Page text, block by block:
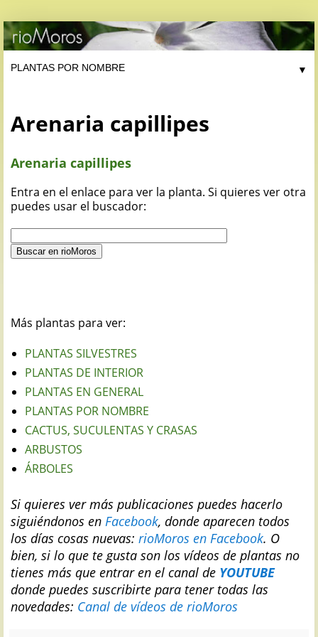
▼
Arenaria capillipes
Arenaria capillipes
Entra en el enlace para ver la planta. Si quieres ver otra
puedes usar el buscador:
Más plantas para ver:
PLANTAS SILVESTRES
PLANTAS DE INTERIOR
PLANTAS EN GENERAL
PLANTAS POR NOMBRE
CACTUS, SUCULENTAS Y CRASAS
ARBUSTOS
ÁRBOLES
Si quieres ver más publicaciones puedes hacerlo
siguiéndonos en Facebook, donde aparecen todos
los días cosas nuevas: rioMoros en Facebook. O
bien, si lo que te gusta son los vídeos de plantas no
tienes más que entrar en el canal de YOUTUBE
donde puedes suscribirte para tener todas las
novedades: Canal de vídeos de rioMoros